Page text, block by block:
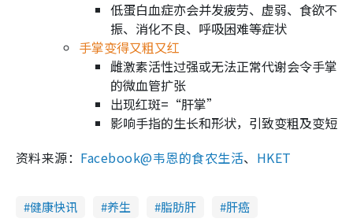
低蛋白血症亦会并发疲劳、虚弱、食欲不
振、消化不良、呼吸困难等症状
手掌变得又粗又红
雌激素活性过强或无法正常代谢会令手掌
的微血管扩张
出现红斑=“肝掌”
影响手指的生长和形状，引致变粗及变短
资料来源： Facebook@韦恩的食农生活、 HKET
健康快讯 养生 脂肪肝 肝癌